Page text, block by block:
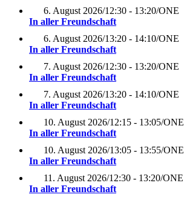
6. August 2026/12:30 - 13:20/ONE
In aller Freundschaft
6. August 2026/13:20 - 14:10/ONE
In aller Freundschaft
7. August 2026/12:30 - 13:20/ONE
In aller Freundschaft
7. August 2026/13:20 - 14:10/ONE
In aller Freundschaft
10. August 2026/12:15 - 13:05/ONE
In aller Freundschaft
10. August 2026/13:05 - 13:55/ONE
In aller Freundschaft
11. August 2026/12:30 - 13:20/ONE
In aller Freundschaft